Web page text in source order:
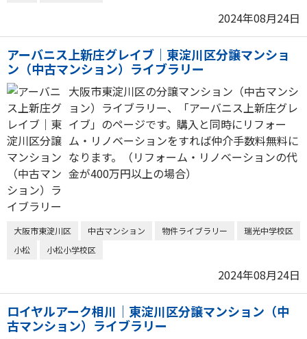
2024年08月24日
アーバニス上新庄グレイブ｜東淀川区分譲マンショ
ン（中古マンション）ライブラリー
大阪市東淀川区の分譲マンション（中古マンシ
ョン）ライブラリー、「アーバニス上新庄グレ
イブ」のページです。購入と同時にリフォー
ム・リノベーションをすれば仲介手数料無料に
なります。（リフォーム・リノベーションの代
金が400万円以上の場合）
大阪市東淀川区 中古マンション 物件ライブラリー
瑞光中学校区
小松
小松小学校区
2024年08月24日
ロイヤルアーク相川｜東淀川区分譲マンション（中
古マンション）ライブラリー